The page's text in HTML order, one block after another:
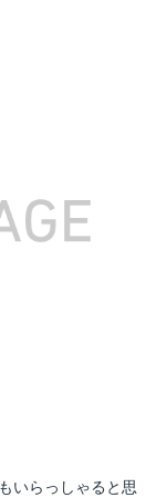
いらっしゃると思